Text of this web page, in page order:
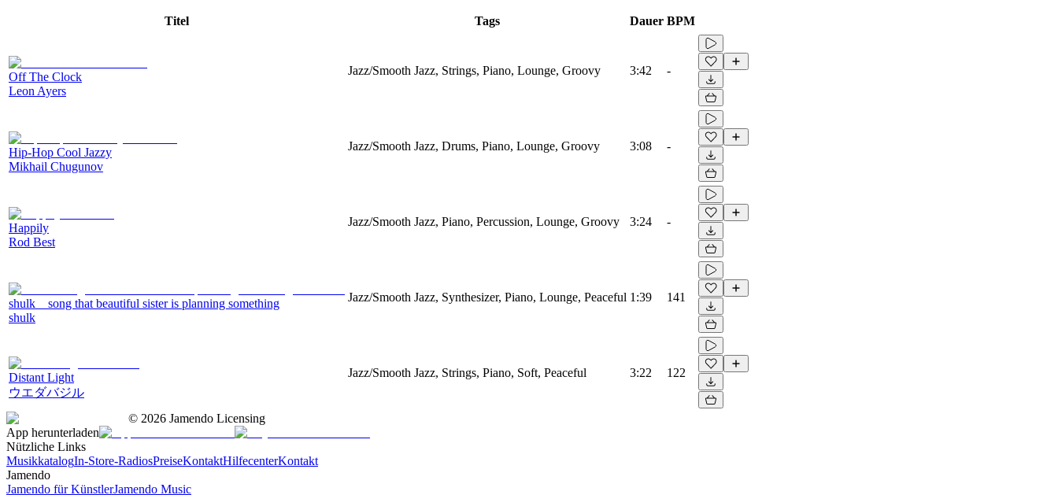
Titel Tags Dauer BPM
Off The Clock
Leon Ayers
Jazz/Smooth Jazz, Strings, Piano, Lounge, Groovy 3:42 -
Hip-Hop Cool Jazzy
Mikhail Chugunov
Jazz/Smooth Jazz, Drums, Piano, Lounge, Groovy 3:08 -
Happily
Rod Best
Jazz/Smooth Jazz, Piano, Percussion, Lounge, Groovy 3:24 -
shulk _ song that beautiful sister is planning something
shulk
Jazz/Smooth Jazz, Synthesizer, Piano, Lounge, Peaceful 1:39 141
Distant Light
ウエダバジル
Jazz/Smooth Jazz, Strings, Piano, Soft, Peaceful 3:22 122
© 2026 Jamendo Licensing
App herunterladen
Nützliche Links
MusikkatalogIn-Store-RadiosPreiseKontaktHilfecenterKontakt
Jamendo
Jamendo für KünstlerJamendo Music